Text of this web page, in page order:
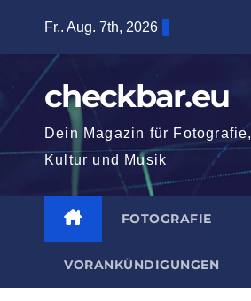
springen
Fr.. Aug. 7th, 2026
checkbar.eu
Dein Magazin für Fotografie,
Kultur und Musik
FOTOGRAFIE
VORANKÜNDIGUNGEN